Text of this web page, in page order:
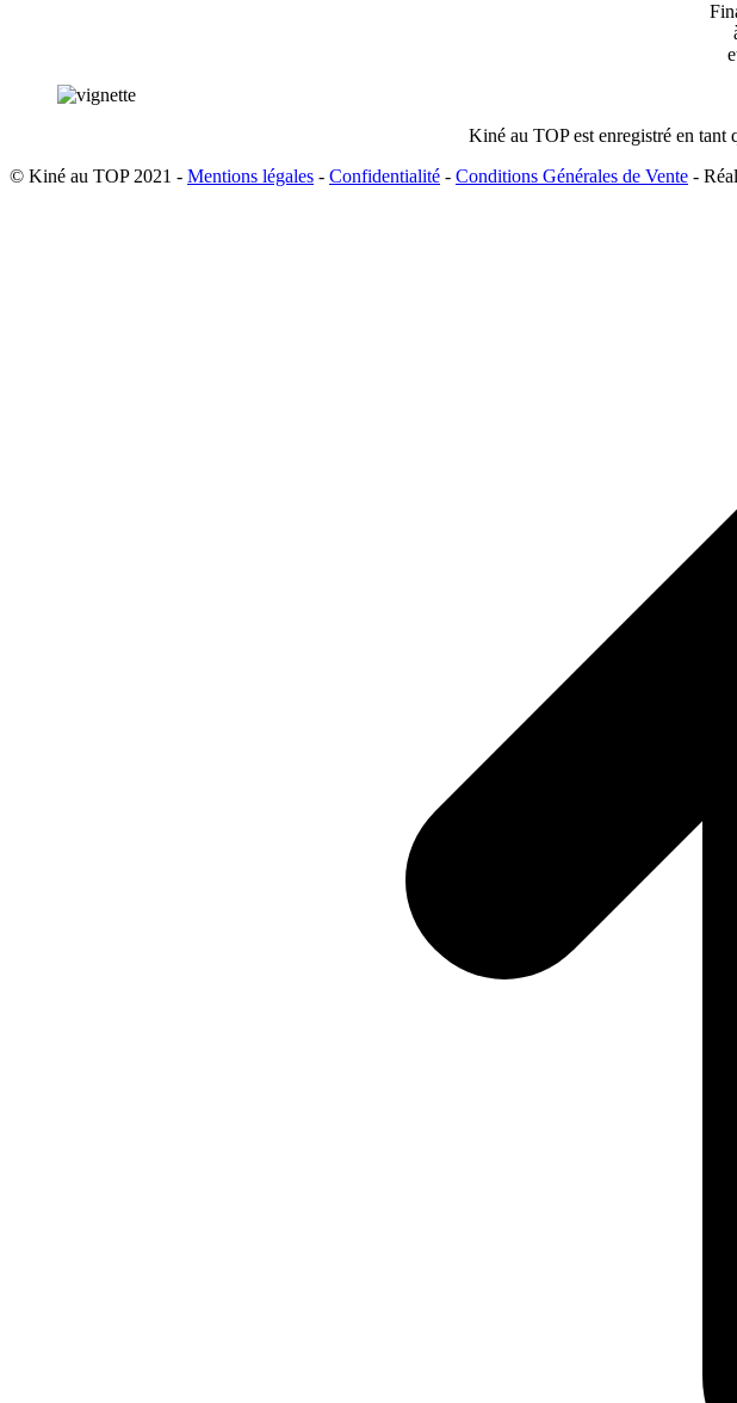
Kiné au TOP est enregistré en
© Kiné au TOP 2021 - Mentions légales - Confidentialité - Conditions Générales de Vente -